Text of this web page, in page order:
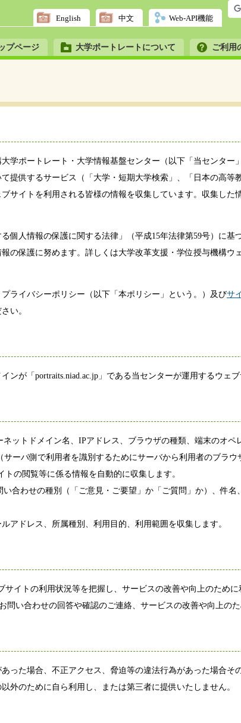
English 中文 Web-API機能
プページ 大学ポートレートについて ご利用
学ポートレート・大学情報基盤センター（以下「当センター
提供するサービス（「大学・短期大学検索」、「日本の高等
サイトを利用される皆様の情報を収集しています。収集した
個人情報の保護に関する法律」（平成15年法律第59号）に基
の保護に努めます。詳しくは大学改革支援・学位授与機構ウ
ライバシーポリシー（以下「本ポリシー」という。）及びサ
い。
が「portraits.niad.ac.jp」である当センターが運用するウェブ
ットドメイン名、IPアドレス、ブラウザの種類、端末のオペ
サーバ側で利用者を識別するためにサーバから利用者のブラ
の閲覧等に係る情報を自動的に収集します。
合わせの種別（「ご意見・ご要望」か「ご質問」か）、件名
アドレス、所属種別、利用目的、利用範囲を収集します。
イトの利用状況等を把握し、サービスの改善や向上のために
い合わせの回答や確認のご連絡、サービスの改善や向上のた
った場合、不正アクセス、脅迫等の違法行為があった場合そ
のために自ら利用し、または第三者に提供いたしません。